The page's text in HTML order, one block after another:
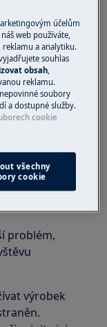
problém,
výrobek
účelům
web používáte,
a analytiku.
souhlas
obsah,
reklamu.
soubory
a dostupné služby.
cookie
všechny
cookie